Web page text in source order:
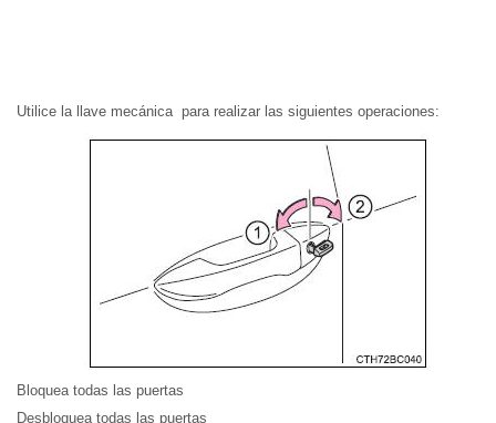
Utilice la llave mecánica para realizar las siguientes operaciones:
Bloquea todas las puertas
Desbloquea todas las puertas